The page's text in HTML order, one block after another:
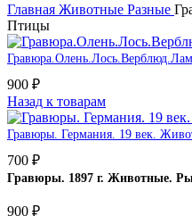
Главная Животные Разные
Птицы
900 ₽
Назад к товарам
Гравюры. Германия. 19 век.
700 ₽
Гравюры. 1897 г. Животные.
900 ₽